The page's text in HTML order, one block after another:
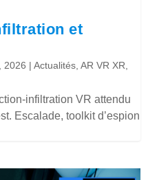
et
2026 |Actualités ,AR VR XR
infiltration VR attendu
Escalade, toolkit d’espion